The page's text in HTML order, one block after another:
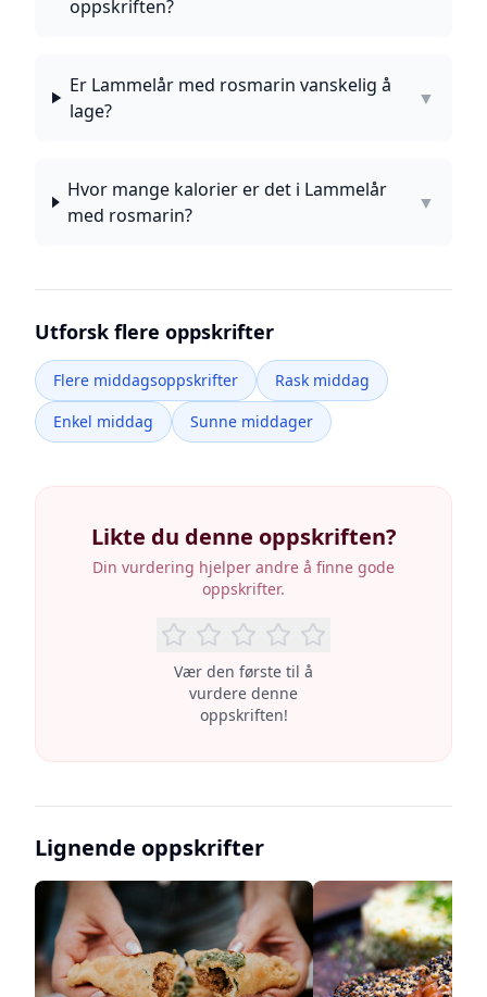
oppskriften?
Er Lammelår med rosmarin vanskelig å
lage?
▼
Hvor mange kalorier er det i Lammelår
med rosmarin?
▼
Utforsk flere oppskrifter
Flere middagsoppskrifter
Rask middag
Enkel middag
Sunne middager
Likte du denne oppskriften?
Din vurdering hjelper andre å finne gode
oppskrifter.
Vær den første til å
vurdere denne
oppskriften!
Lignende oppskrifter